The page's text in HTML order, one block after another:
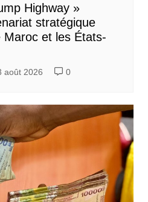
Highway »
stratégique
Maroc et les États-
août 2026 0